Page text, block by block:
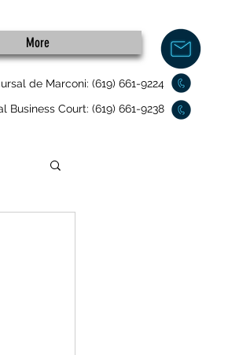
More
de Marconi: (619) 661-9224
Business Court: (619) 661-9238